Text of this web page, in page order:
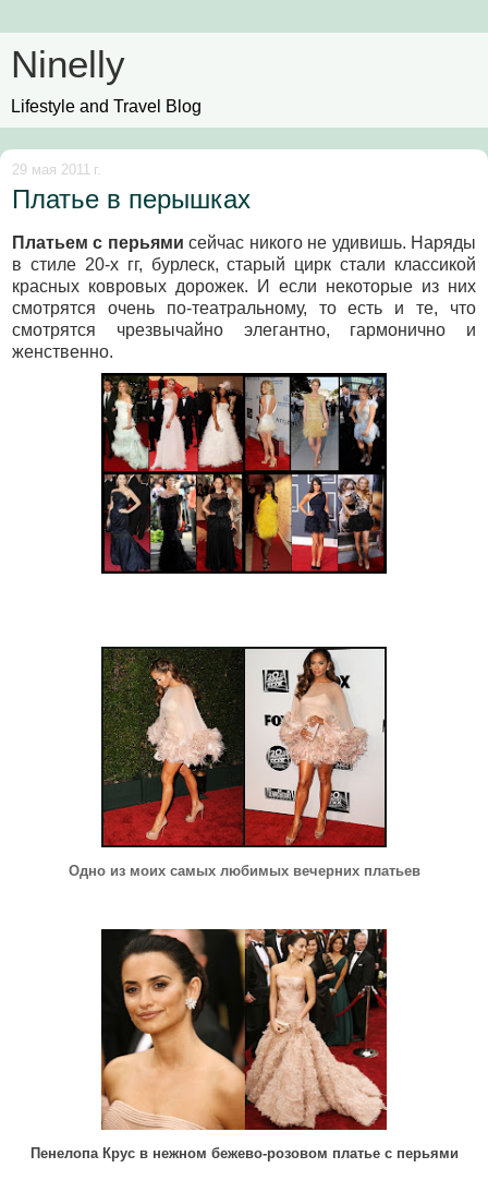
Ninelly
Lifestyle and Travel Blog
29 мая 2011 г.
Платье в перышках
Платьем с перьями сейчас никого не удивишь. Наряды
в стиле 20-х гг, бурлеск, старый цирк стали классикой
красных ковровых дорожек. И если некоторые из них
смотрятся очень по-театральному, то есть и те, что
смотрятся чрезвычайно элегантно, гармонично и
женственно.
Одно из моих самых любимых вечерних платьев
Пенелопа Крус в нежном бежево-розовом платье с перьями